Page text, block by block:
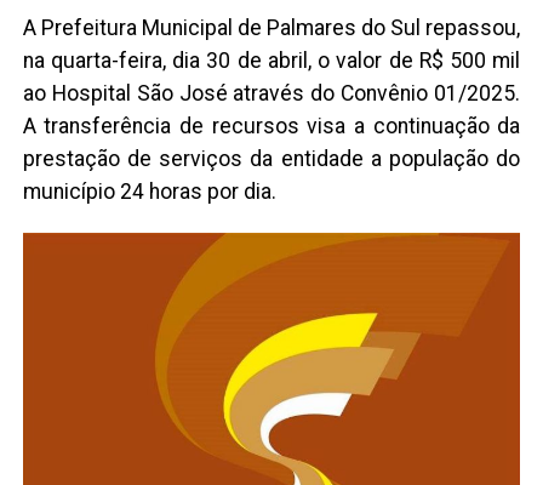
A Prefeitura Municipal de Palmares do Sul repassou,
na quarta-feira, dia 30 de abril, o valor de R$ 500 mil
ao Hospital São José através do Convênio 01/2025.
A transferência de recursos visa a continuação da
prestação de serviços da entidade a população do
município 24 horas por dia.